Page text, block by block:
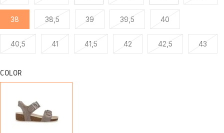
38 38,5 39 39,5 40
40,5 41 41,5 42 42,5 43
COLOR